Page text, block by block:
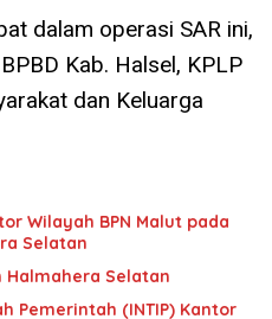
dalam operasi SAR ini,
Kab. Halsel, KPLP
dan Keluarga
Wilayah BPN Malut pada
Selatan
Halmahera Selatan
Pemerintah (INTIP) Kantor